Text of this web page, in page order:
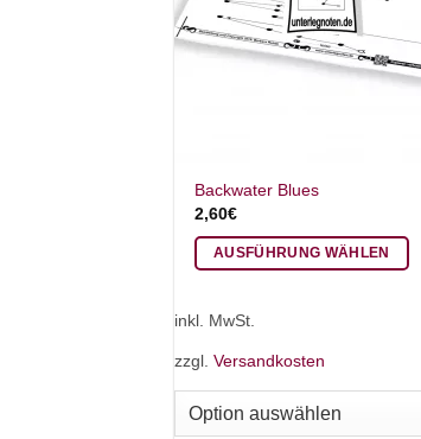
Backwater Blues
2,60€
AUSFÜHRUNG WÄHLEN
mehrere
Varianten
auf.
inkl. MwSt.
zzgl. Versandkosten